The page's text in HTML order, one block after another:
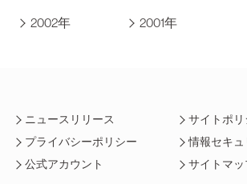
2002年 2001年
ニュースリリース
サイトポリ
プライバシーポリシー
情報セキ
公式アカウント
サイトマッ